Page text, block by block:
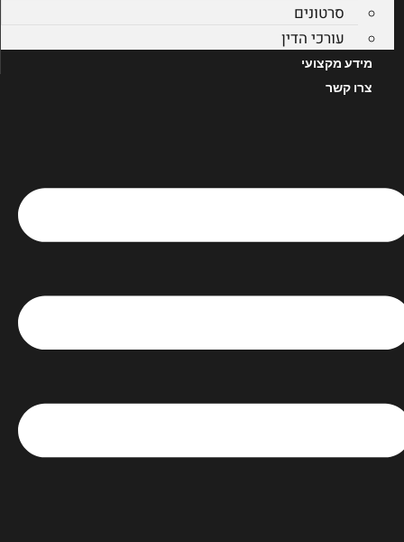
סרטונים
עורכי הדין
מידע מקצועי
צרו קשר